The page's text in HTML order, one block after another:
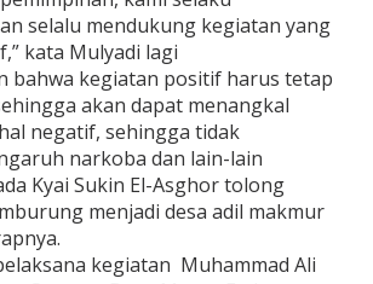
selalu mendukung kegiatan yang
kata Mulyadi lagi
bahwa kegiatan positif harus tetap
akan dapat menangkal
negatif, sehingga tidak
narkoba dan lain-lain
Kyai Sukin El-Asghor tolong
menjadi desa adil makmur
kegiatan Muhammad Ali